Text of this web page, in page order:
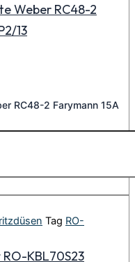
Weber RC48-2
13
RC48-2 Farymann 15A
Tag RO-
KBL70S23